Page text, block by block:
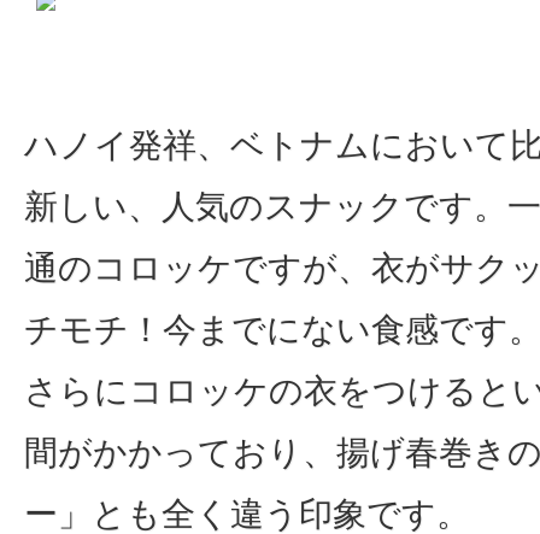
ハノイ発祥、ベトナムにおいて
新しい、人気のスナックです。
通のコロッケですが、衣がサク
チモチ！今までにない食感です
さらにコロッケの衣をつけると
間がかかっており、揚げ春巻き
ー」とも全く違う印象です。